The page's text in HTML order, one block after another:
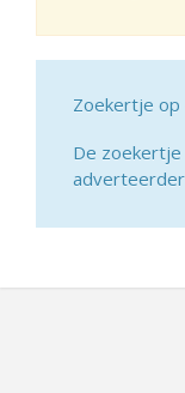
Zoekertje op
De